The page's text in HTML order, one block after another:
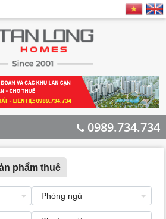
0989.734.734
phẩm thuê